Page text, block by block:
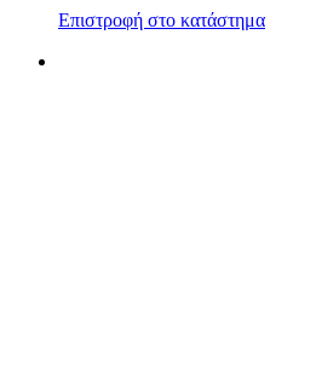
Επιστροφή στο κατάστημα